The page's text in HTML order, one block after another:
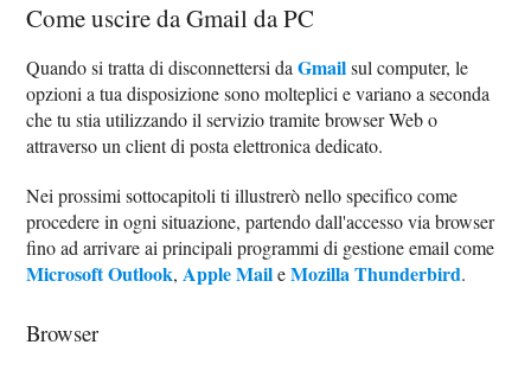
Come uscire da Gmail da PC
Quando si tratta di disconnettersi daGmailsul computer, le
opzioni a tua disposizione sono molteplici e variano a seconda
che tu stia utilizzando il servizio tramite browser Web o
attraverso un client di posta elettronica dedicato.
Nei prossimi sottocapitoli ti illustrerò nello specifico come
procedere in ogni situazione, partendo dall'accesso via browser
fino ad arrivare ai principali programmi di gestione email come
Microsoft Outlook, Apple MaileMozilla Thunderbird.
Browser